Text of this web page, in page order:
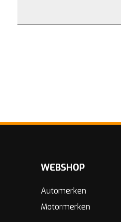
WEBSHOP
Automerken
Motormerken